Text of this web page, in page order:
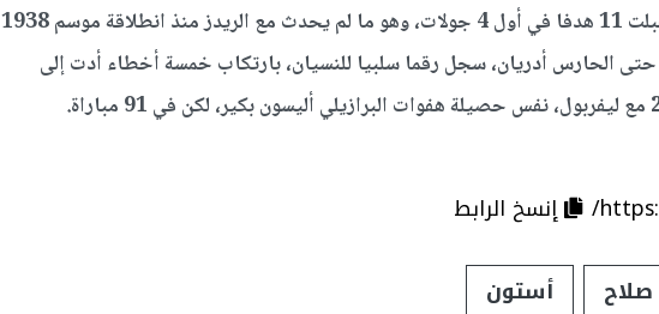
1963، غير أن شباكه استقبلت 11 هدفا في أول 4 جولات، وهو ما لم يحدث مع الريدز منذ انطلاقة موسم 1938
حتى الحارس أدريان، سجل رقما سلبيا للنسيان، بارتكاب خمسة أخطاء أدت إلى
إنسخ الرابط
أستون